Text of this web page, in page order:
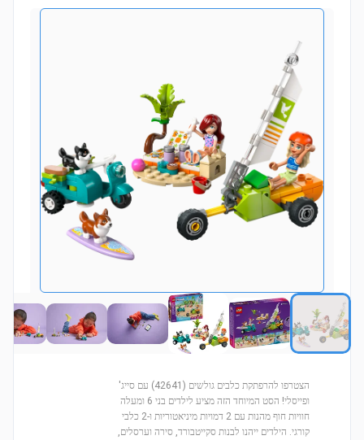
הצטרפו להרפתקת כלבים גולשים (42641) עם סייג'
ופייסלי! הסט המיוחד הזה מציע לילדים בני 6 ומעלה
חוויות חוף מהנות עם 2 דמויות מיניאטוריות ו-2 כלבי
קורגי. הילדים ייהנו לבנות סקייטבורד, סירה וערסלים,